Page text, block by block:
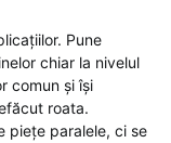
Pune
chiar la nivelul
comun și își
roata.
piețe paralele, ci se